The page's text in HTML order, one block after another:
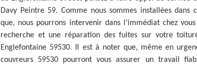
Davy Peintre 59. Comme nous sommes installées dans
que, nous pourrons intervenir dans l’immédiat chez
recherche et une réparation des fuites sur votre
Englefontaine 59530. Il est à noter que, même en
couvreurs 59530 pourront vous assurer un travail